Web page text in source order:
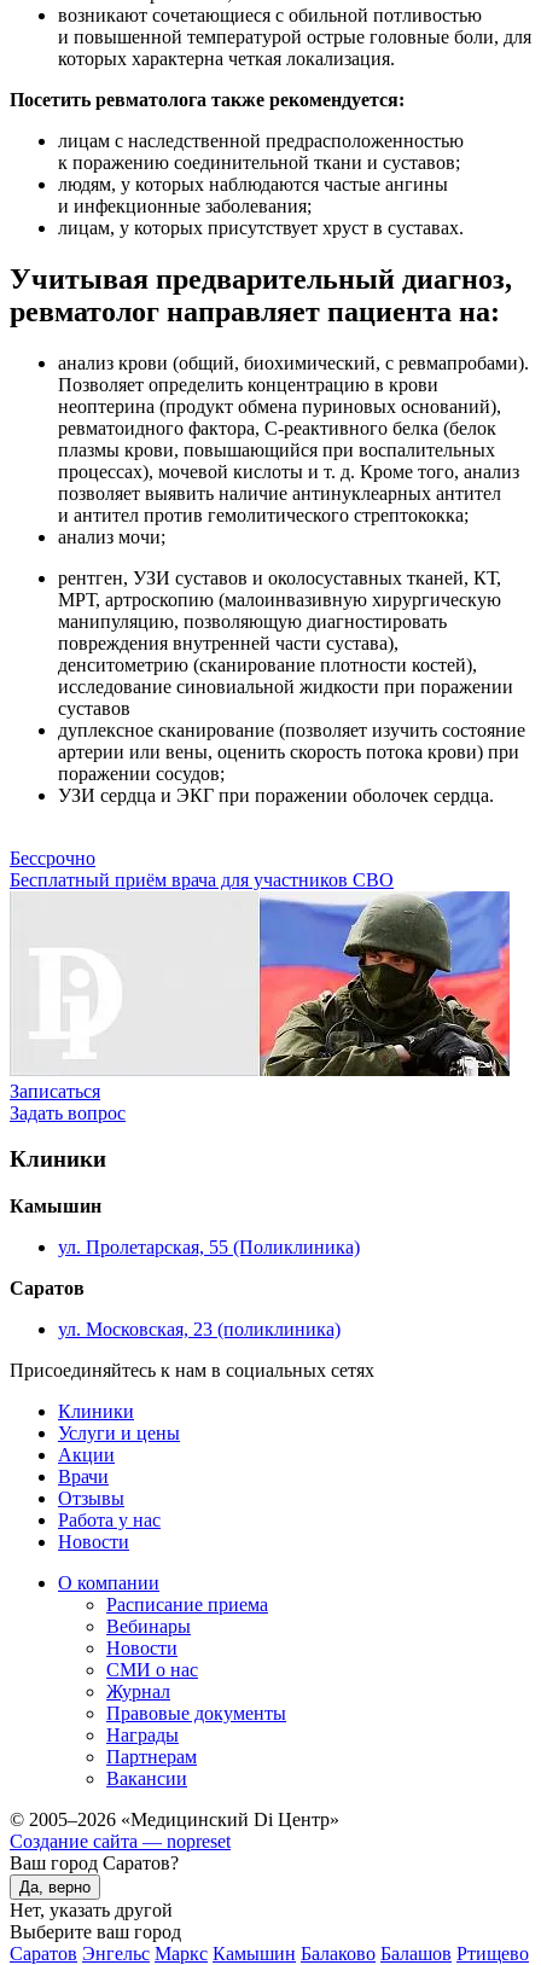
возникают сочетающиеся с обильной потливостью
и повышенной температурой острые головные боли, для
которых характерна четкая локализация.
Посетить ревматолога также рекомендуется:
лицам с наследственной предрасположенностью
к поражению соединительной ткани и суставов;
людям, у которых наблюдаются частые ангины
и инфекционные заболевания;
лицам, у которых присутствует хруст в суставах.
Учитывая предварительный диагноз,
ревматолог направляет пациента на:
анализ крови (общий, биохимический, с ревмапробами).
Позволяет определить концентрацию в крови
неоптерина (продукт обмена пуриновых оснований),
ревматоидного фактора, С-реактивного белка (белок
плазмы крови, повышающийся при воспалительных
процессах), мочевой кислоты и т. д. Кроме того, анализ
позволяет выявить наличие антинуклеарных антител
и антител против гемолитического стрептококка;
анализ мочи;
рентген, УЗИ суставов и околосуставных тканей, КТ,
МРТ, артроскопию (малоинвазивную хирургическую
манипуляцию, позволяющую диагностировать
повреждения внутренней части сустава),
денситометрию (сканирование плотности костей),
исследование синовиальной жидкости при поражении
суставов
дуплексное сканирование (позволяет изучить состояние
артерии или вены, оценить скорость потока крови) при
поражении сосудов;
УЗИ сердца и ЭКГ при поражении оболочек сердца.
Бессрочно
Бесплатный приём врача для участников СВО
Записаться
Задать вопрос
Клиники
Камышин
ул. Пролетарская, 55 (Поликлиника)
Саратов
ул. Московская, 23 (поликлиника)
Присоединяйтесь к нам в социальных сетях
Клиники
Услуги и цены
Акции
Врачи
Отзывы
Работа у нас
Новости
О компании
Расписание приема
Вебинары
Новости
СМИ о нас
Журнал
Правовые документы
Награды
Партнерам
Вакансии
© 2005–2026 «Медицинский Di Центр»
Создание сайта — nopreset
Ваш город Саратов?
Да, верно
Нет, указать другой
Выберите ваш город
Саратов Энгельс Маркс Камышин Балаково Балашов Ртищево